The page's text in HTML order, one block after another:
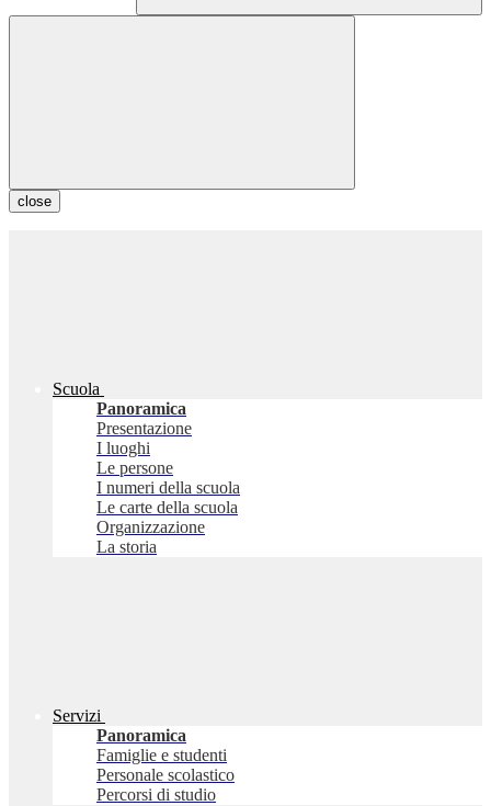
close
Scuola
Panoramica
Presentazione
I luoghi
Le persone
I numeri della scuola
Le carte della scuola
Organizzazione
La storia
Servizi
Panoramica
Famiglie e studenti
Personale scolastico
Percorsi di studio